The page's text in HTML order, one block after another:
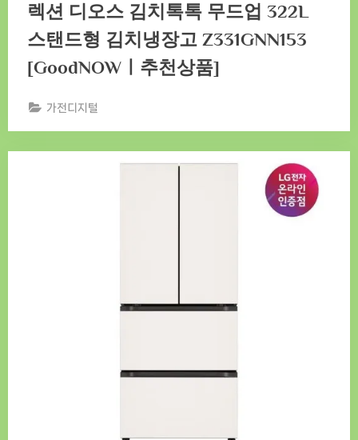
렉션 디오스 김치톡톡 무드업 322L
스탠드형 김치냉장고 Z331GNN153
[GoodNOWㅣ추천상품]
가전디지털